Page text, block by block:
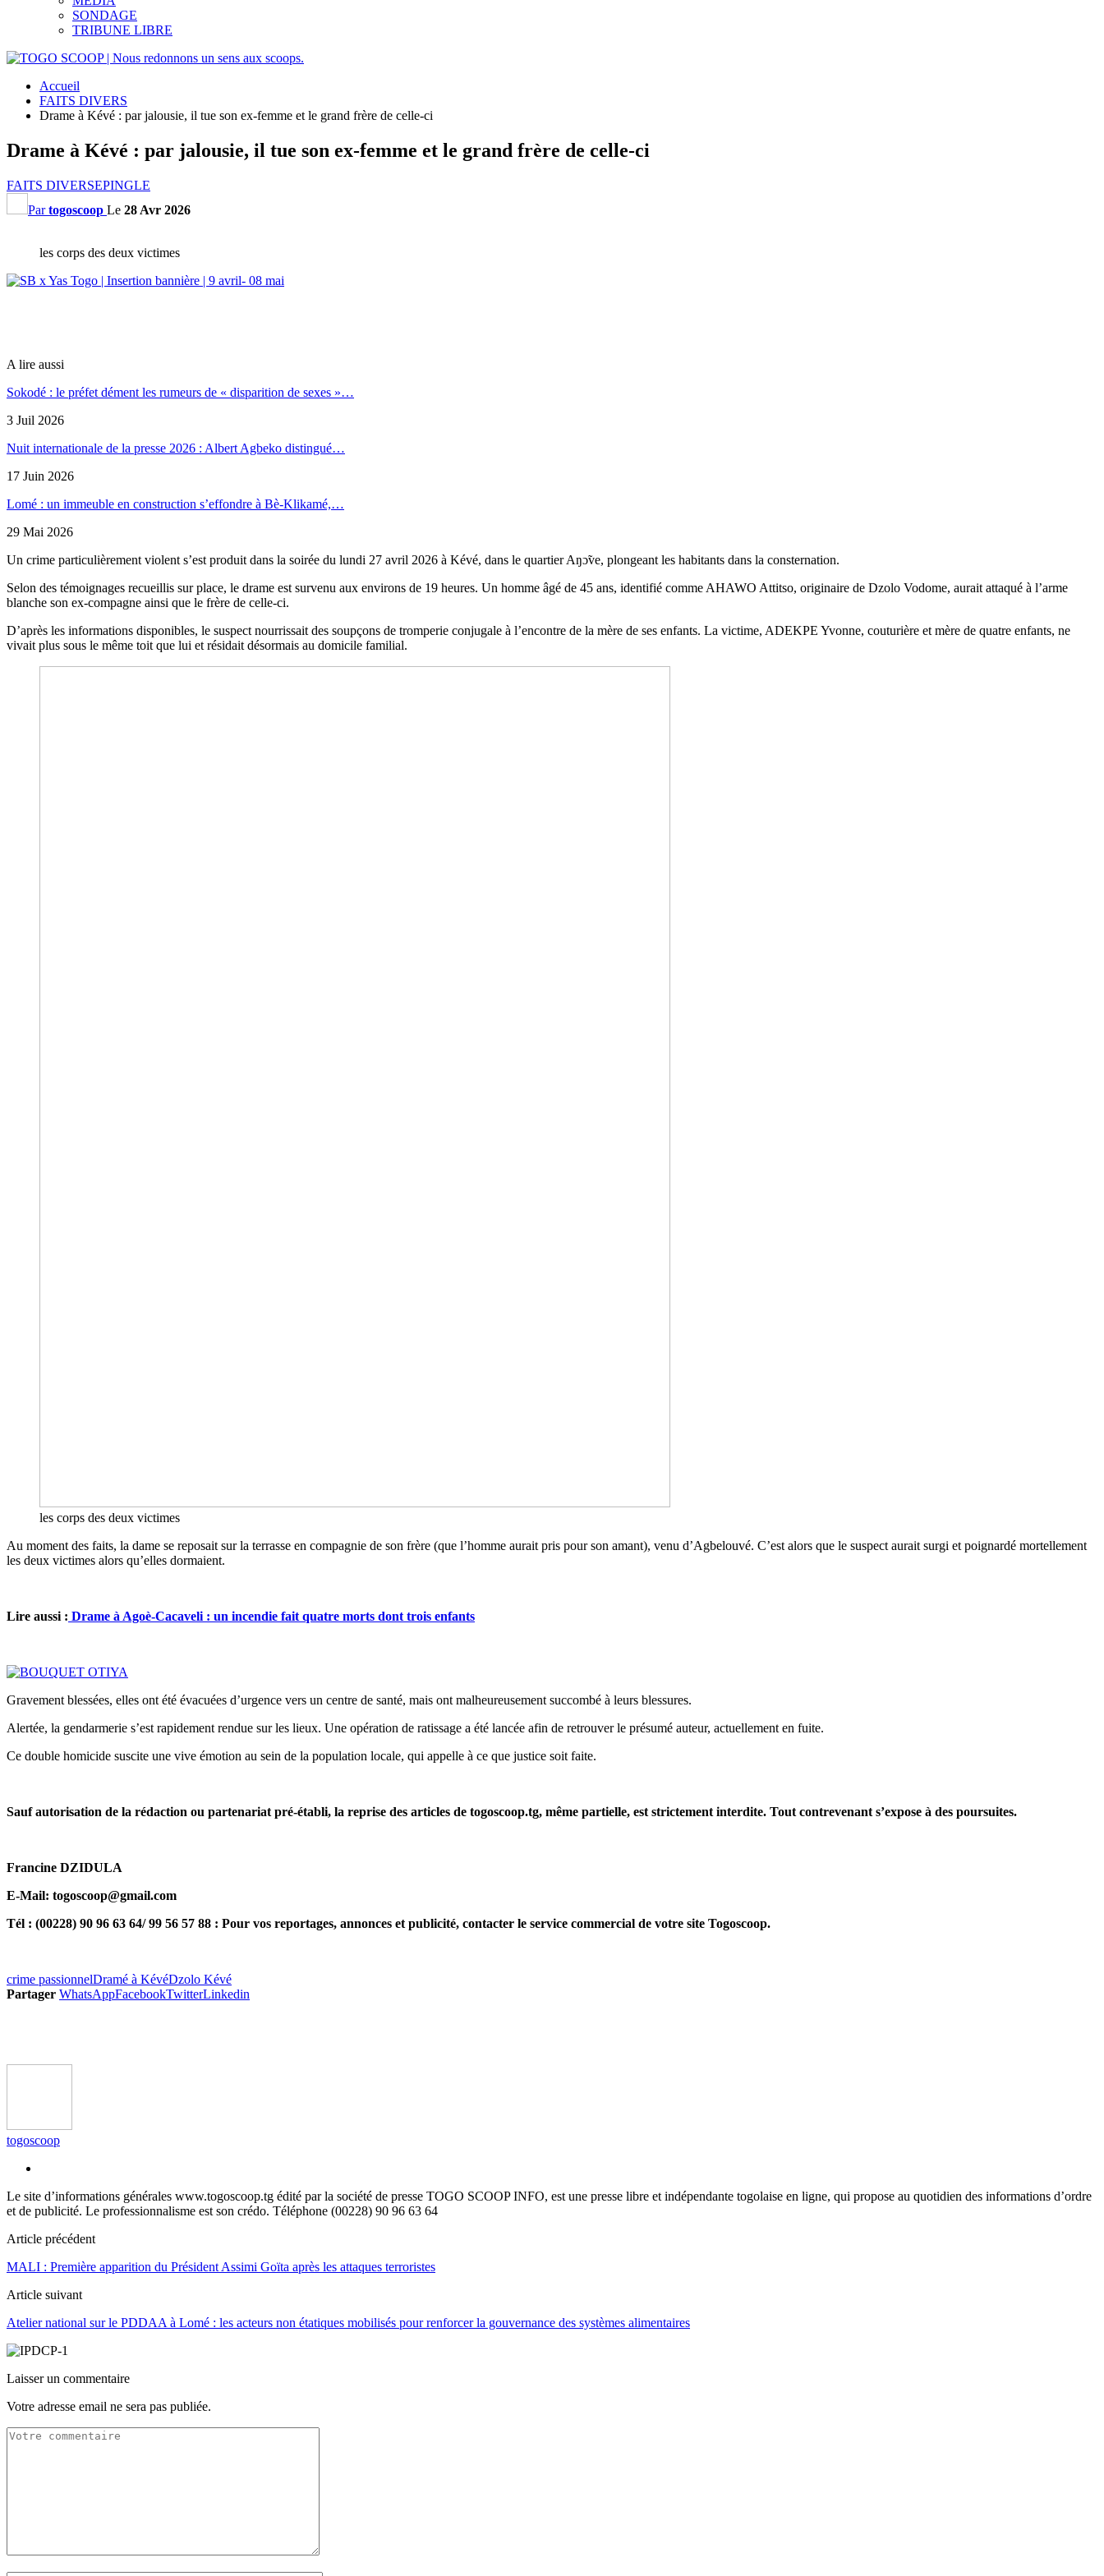
SONDAGE
TRIBUNE LIBRE
Accueil
FAITS DIVERS
Drame à Kévé : par jalousie, il tue son ex-femme et le grand frère de celle-ci
Drame à Kévé : par jalousie, il tue son ex-femme et le grand frère de celle-ci
FAITS DIVERSEPINGLE
Partogoscoop Le 28 Avr 2026
les corps des deux victimes
A lire aussi
Sokodé : le préfet dément les rumeurs de « disparition de sexes »…
3 Juil 2026
Nuit internationale de la presse 2026 : Albert Agbeko distingué…
17 Juin 2026
Lomé : un immeuble en construction s’effondre à Bè-Klikamé,…
29 Mai 2026
Un crime particulièrement violent s’est produit dans la soirée du lundi 27 avril 2026 à Kévé, dans le quartier Aŋɔ̃ve, plongeant les habitants dans la consternation.
Selon des témoignages recueillis sur place, le drame est survenu aux environs de 19 heures. Un homme âgé de 45 ans, identifié comme AHAWO Attitso, originaire de Dzolo Vodome, aurait attaqué à l’arme
blanche son ex-compagne ainsi que le frère de celle-ci.
D’après les informations disponibles, le suspect nourrissait des soupçons de tromperie conjugale à l’encontre de la mère de ses enfants. La victime, ADEKPE Yvonne, couturière et mère de quatre enfants, ne
vivait plus sous le même toit que lui et résidait désormais au domicile familial.
les corps des deux victimes
Au moment des faits, la dame se reposait sur la terrasse en compagnie de son frère (que l’homme aurait pris pour son amant), venu d’Agbelouvé. C’est alors que le suspect aurait surgi et poignardé mortellement
les deux victimes alors qu’elles dormaient.
Lire aussi : Drame à Agoè-Cacaveli : un incendie fait quatre morts dont trois enfants
Gravement blessées, elles ont été évacuées d’urgence vers un centre de santé, mais ont malheureusement succombé à leurs blessures.
Alertée, la gendarmerie s’est rapidement rendue sur les lieux. Une opération de ratissage a été lancée afin de retrouver le présumé auteur, actuellement en fuite.
Ce double homicide suscite une vive émotion au sein de la population locale, qui appelle à ce que justice soit faite.
Sauf autorisation de la rédaction ou partenariat pré-établi, la reprise des articles de togoscoop.tg, même partielle, est strictement interdite. Tout contrevenant s’expose à des poursuites.
Francine DZIDULA
E-Mail: togoscoop@gmail.com
Tél : (00228) 90 96 63 64/ 99 56 57 88 : Pour vos reportages, annonces et publicité, contacter le service commercial de votre site Togoscoop.
crime passionnelDramé à KévéDzolo Kévé
Partager WhatsAppFacebookTwitterLinkedin
togoscoop
Le site d’informations générales www.togoscoop.tg édité par la société de presse TOGO SCOOP INFO, est une presse libre et indépendante togolaise en ligne, qui propose au quotidien des informations d’ordre
et de publicité. Le professionnalisme est son crédo. Téléphone (00228) 90 96 63 64
Article précédent
MALI : Première apparition du Président Assimi Goïta après les attaques terroristes
Article suivant
Atelier national sur le PDDAA à Lomé : les acteurs non étatiques mobilisés pour renforcer la gouvernance des systèmes alimentaires
Laisser un commentaire
Votre adresse email ne sera pas publiée.